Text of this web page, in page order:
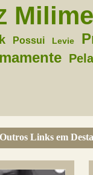
Possui Levie
Pela
Links em